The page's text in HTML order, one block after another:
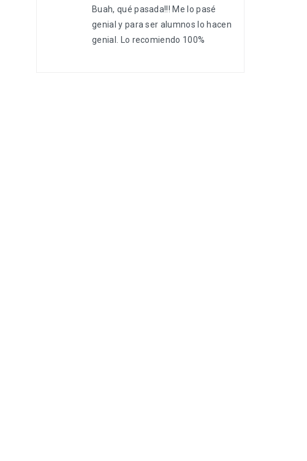
Buah, qué pasada!!! Me lo pasé
genial y para ser alumnos lo hacen
genial. Lo recomiendo 100%